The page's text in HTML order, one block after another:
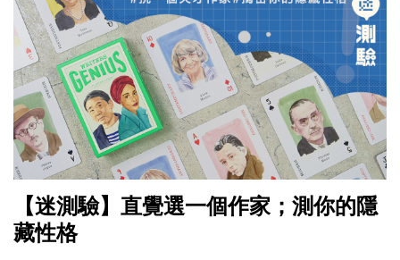
【迷測驗】直覺選一個作家；測你的隱
藏性格